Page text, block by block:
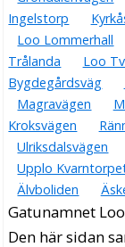
Ingelstorp
Loo Lommerhall
Trålanda
Loo
Bygdegårdsväg
Magravägen
Kroksvägen
Ulriksdalsvägen
Upplo
Älvboliden
Gatunamnet
Den här sidan